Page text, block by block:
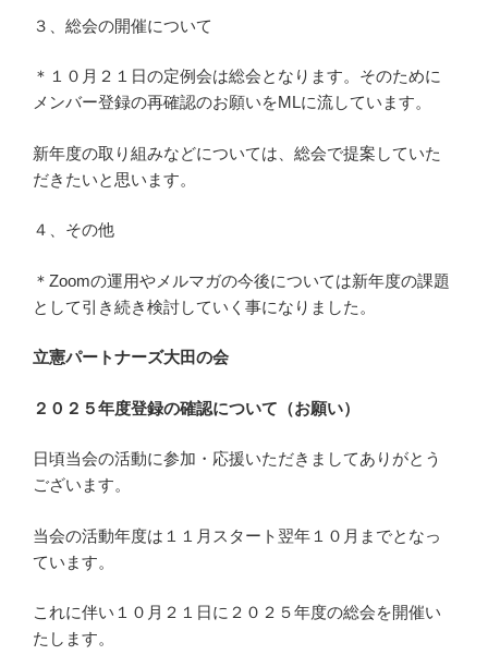
３、総会の開催について
＊１０月２１日の定例会は総会となります。そのために
メンバー登録の再確認のお願いをMLに流しています。
新年度の取り組みなどについては、総会で提案していた
だきたいと思います。
４、その他
＊Zoomの運用やメルマガの今後については新年度の課題
として引き続き検討していく事になりました。
立憲パートナーズ大田の会
２０２５年度登録の確認について（お願い）
日頃当会の活動に参加・応援いただきましてありがとう
ございます。
当会の活動年度は１１月スタート翌年１０月までとなっ
ています。
これに伴い１０月２１日に２０２５年度の総会を開催い
たします。